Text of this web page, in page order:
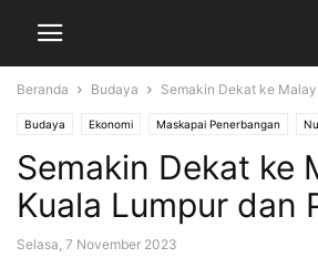
Beranda Budaya Semakin Dekat ke
Budaya Ekonomi Maskapai Penerbangan
Semakin Dekat ke
Kuala Lumpur dan
Selasa, 7 November 2023